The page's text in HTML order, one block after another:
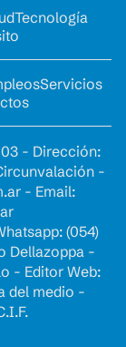
Tecnología
Servicios
- Dirección:
-
- Email:
(054)
Dellazoppa -
- Editor Web:
del medio -